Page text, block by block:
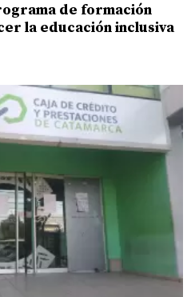
de formación
la educación inclusiva